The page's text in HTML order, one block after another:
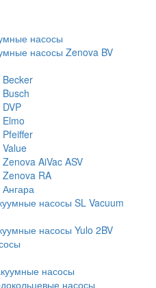
насосы
насосы Zenova BV
AiVac ASV
RA
насосы SL Vacuum
насосы Yulo 2BV
насосы
насосы